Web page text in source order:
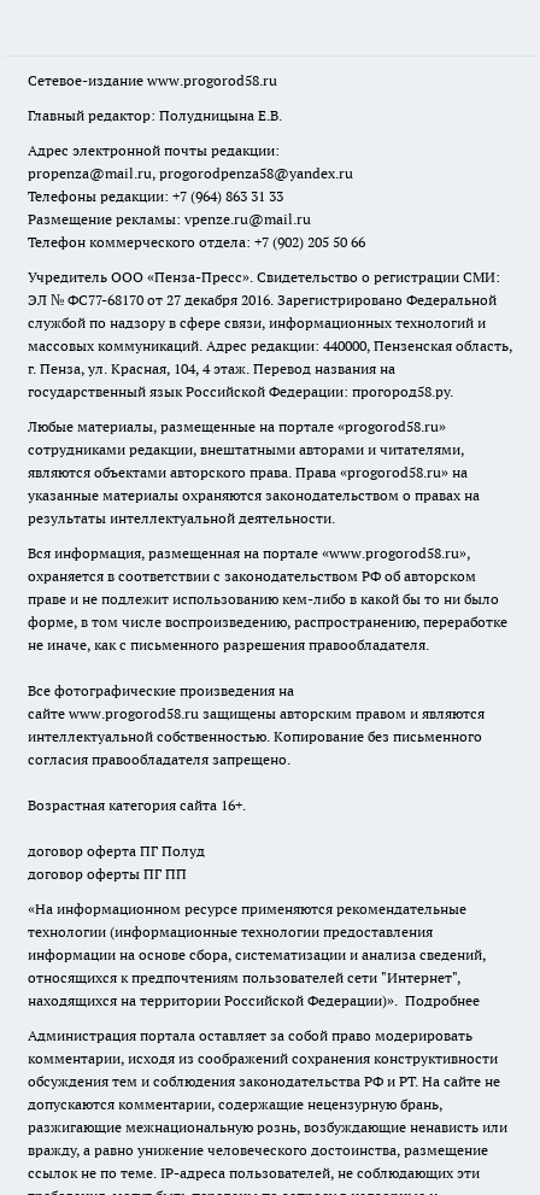
Сетевое-издание www.progorod58.ru
Главный редактор: Полудницына Е.В.
Адрес электронной почты редакции:
propenza@mail.ru, progorodpenza58@yandex.ru
Телефоны редакции: +7 (964) 863 31 33
Размещение рекламы: vpenze.ru@mail.ru
Телефон коммерческого отдела: +7 (902) 205 50 66
Учредитель ООО «Пенза-Пресс». Свидетельство о регистрации СМИ:
ЭЛ № ФС77-68170 от 27 декабря 2016. Зарегистрировано Федеральной
службой по надзору в сфере связи, информационных технологий и
массовых коммуникаций. Адрес редакции: 440000, Пензенская область,
г. Пенза, ул. Красная, 104, 4 этаж. Перевод названия на
государственный язык Российской Федерации: прогород58.ру.
Любые материалы, размещенные на портале «progorod58.ru»
сотрудниками редакции, внештатными авторами и читателями,
являются объектами авторского права. Права «progorod58.ru» на
указанные материалы охраняются законодательством о правах на
результаты интеллектуальной деятельности.
Вся информация, размещенная на портале «www.progorod58.ru»,
охраняется в соответствии с законодательством РФ об авторском
праве и не подлежит использованию кем-либо в какой бы то ни было
форме, в том числе воспроизведению, распространению, переработке
не иначе, как с письменного разрешения правообладателя.
Все фотографические произведения на
сайте www.progorod58.ru защищены авторским правом и являются
интеллектуальной собственностью. Копирование без письменного
согласия правообладателя запрещено.
Возрастная категория сайта 16+.
договор оферта ПГ Полуд
договор оферты ПГ ПП
«На информационном ресурсе применяются рекомендательные
технологии (информационные технологии предоставления
информации на основе сбора, систематизации и анализа сведений,
относящихся к предпочтениям пользователей сети "Интернет",
находящихся на территории Российской Федерации)». Подробнее
Администрация портала оставляет за собой право модерировать
комментарии, исходя из соображений сохранения конструктивности
обсуждения тем и соблюдения законодательства РФ и РТ. На сайте не
допускаются комментарии, содержащие нецензурную брань,
разжигающие межнациональную рознь, возбуждающие ненависть или
вражду, а равно унижение человеческого достоинства, размещение
ссылок не по теме. IP-адреса пользователей, не соблюдающих эти